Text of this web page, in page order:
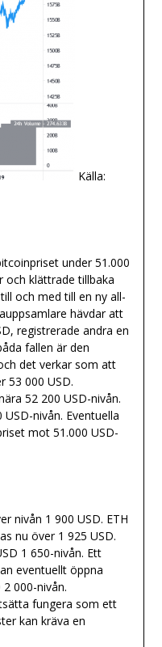
Källa:
under 51.000
och klättrade tillbaka
och med till en ny all-
hävdar att
registrerade andra en
fallen är den
det verkar som att
53 000 USD.
52 200 USD-nivån.
nivån. Eventuella
mot 51.000 USD-
nivån 1 900 USD. ETH
nu över 1 925 USD.
1 650-nivån. Ett
eventuellt öppna
000-nivån.
fungera som ett
kan kräva en